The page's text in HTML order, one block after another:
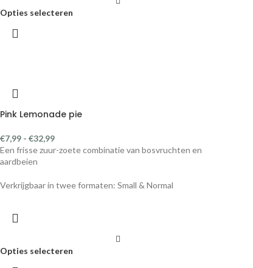
Opties selecteren
Pink Lemonade pie
€7,99 - €32,99
Een frisse zuur-zoete combinatie van bosvruchten en
aardbeien
Verkrijgbaar in twee formaten: Small & Normal
Opties selecteren